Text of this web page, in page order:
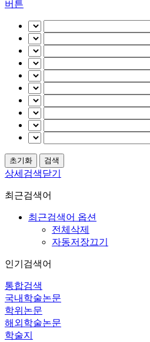
버튼
상세검색닫기
최근검색어
최근검색어 옵션
전체삭제
자동저장끄기
인기검색어
통합검색
국내학술논문
학위논문
해외학술논문
학술지